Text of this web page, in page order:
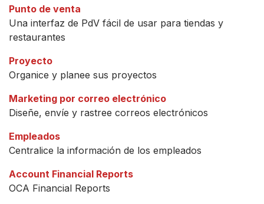
Punto de venta
Una interfaz de PdV fácil de usar para tiendas y
restaurantes
Proyecto
Organice y planee sus proyectos
Marketing por correo electrónico
Diseñe, envíe y rastree correos electrónicos
Empleados
Centralice la información de los empleados
Account Financial Reports
OCA Financial Reports